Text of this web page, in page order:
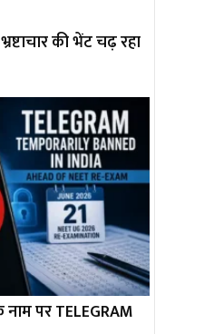
की भेंट चढ़ रहा
पर TELEGRAM